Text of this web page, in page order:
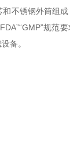
和不锈钢外筒组
规
备。